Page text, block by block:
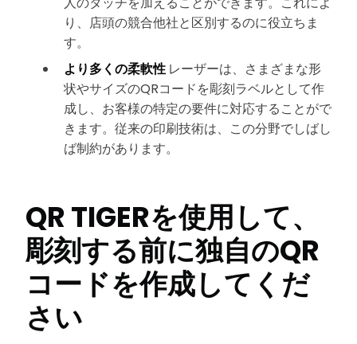
り、店頭の競合他社と区別するのに役立ちま
す。
より多くの柔軟性レーザーは、さまざまな形
状やサイズのQRコードを彫刻ラベルとして作
成し、お客様の特定の要件に対応することがで
きます。従来の印刷技術は、この分野でしばし
ば制約があります。
QR TIGERを使用して、
彫刻する前に独自のQR
コードを作成してくだ
さい